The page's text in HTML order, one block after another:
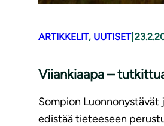
ARTIKKELIT, UUTISET|
Viiankiaapa –
Sompion
edistää tieteeseen